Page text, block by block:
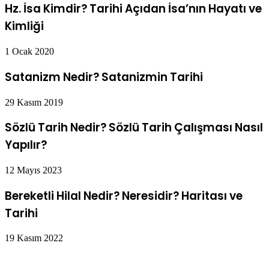
Hz. İsa Kimdir? Tarihi Açıdan İsa’nın Hayatı ve
Kimliği
1 Ocak 2020
Satanizm Nedir? Satanizmin Tarihi
29 Kasım 2019
Sözlü Tarih Nedir? Sözlü Tarih Çalışması Nasıl
Yapılır?
12 Mayıs 2023
Bereketli Hilal Nedir? Neresidir? Haritası ve
Tarihi
19 Kasım 2022